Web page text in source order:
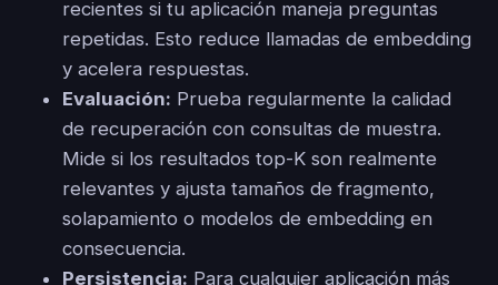
recientes si tu aplicación maneja preguntas
repetidas. Esto reduce llamadas de embedding
y acelera respuestas.
Evaluación: Prueba regularmente la calidad
de recuperación con consultas de muestra.
Mide si los resultados top-K son realmente
relevantes y ajusta tamaños de fragmento,
solapamiento o modelos de embedding en
consecuencia.
Persistencia: Para cualquier aplicación más